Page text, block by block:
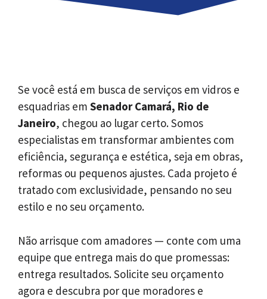
Se você está em busca de serviços em vidros e
esquadrias em Senador Camará, Rio de
Janeiro, chegou ao lugar certo. Somos
especialistas em transformar ambientes com
eficiência, segurança e estética, seja em obras,
reformas ou pequenos ajustes. Cada projeto é
tratado com exclusividade, pensando no seu
estilo e no seu orçamento.
Não arrisque com amadores — conte com uma
equipe que entrega mais do que promessas:
entrega resultados. Solicite seu orçamento
agora e descubra por que moradores e